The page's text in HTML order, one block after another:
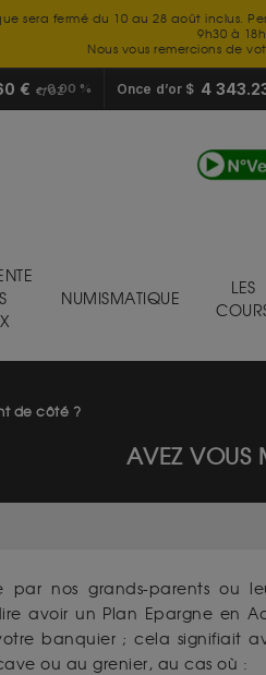
sera fermé du 10 au 28 août
9h30 à
Nous vous remercions de
€ €/OZ
0.00 % Once d’or $ 4
NUMISMATIQUE
LES
de côté ?
AVEZ VOUS
nos grands-parents ou
avoir un Plan Epargne en
banquier ; cela signifiait
ou au grenier, au cas où :